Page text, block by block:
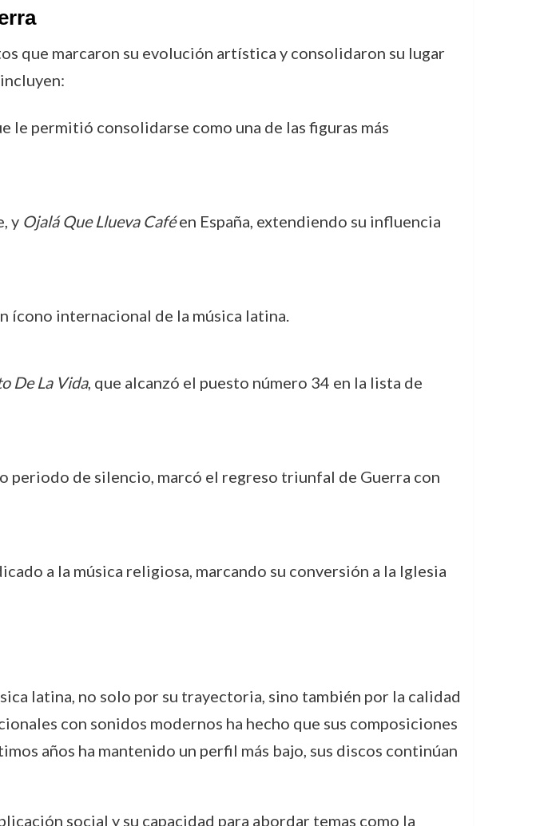
que marcaron su evolución artística y consolidaron su lugar
le permitió consolidarse como una de las figuras más
y Ojalá Que Llueva Caféen España, extendiendo su influencia
ícono internacional de la música latina.
De La Vida, que alcanzó el puesto número 34 en la lista de
periodo de silencio, marcó el regreso triunfal de Guerra con
a la música religiosa, marcando su conversión a la Iglesia
latina, no solo por su trayectoria, sino también por la calidad
con sonidos modernos ha hecho que sus composiciones
años ha mantenido un perfil más bajo, sus discos continúan
social y su capacidad para abordar temas como la